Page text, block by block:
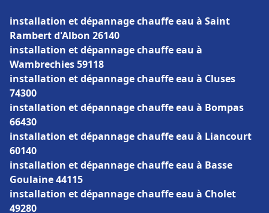
installation et dépannage chauffe eau à Saint
Rambert d'Albon 26140
installation et dépannage chauffe eau à
Wambrechies 59118
installation et dépannage chauffe eau à Cluses
74300
installation et dépannage chauffe eau à Bompas
66430
installation et dépannage chauffe eau à Liancourt
60140
installation et dépannage chauffe eau à Basse
Goulaine 44115
installation et dépannage chauffe eau à Cholet
49280